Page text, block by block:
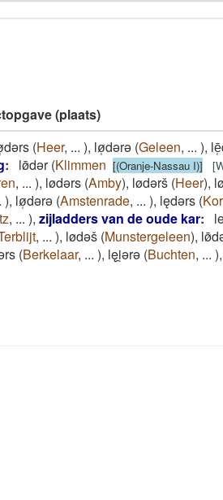
(plaats)
(Heer, ... ), lø̜dǝrǝ (Geleen, ... ),
: lø̄dǝr(Klimmen [(Oranje-Nassau I)] [
, ... ), lødǝrs (Amby), lødǝrš (Heer),
), lø̜dǝrǝ (Amstenrade, ... ), lędǝrs (
, ... ), zijladders van de oude kar:
, ... ), lødǝš (Munstergeleen),
(Berkelaar, ... ), lęi̯ǝrǝ (Buchten, ... ),